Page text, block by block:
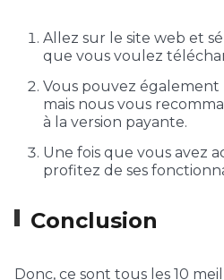
Allez sur le site web et
que vous voulez
Vous pouvez
mais nous vous
à la version payante.
Une fois que vous avez
profitez de ses
Conclusion
Donc, ce sont tous les 10